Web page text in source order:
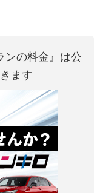
ンの料金』は公
ます